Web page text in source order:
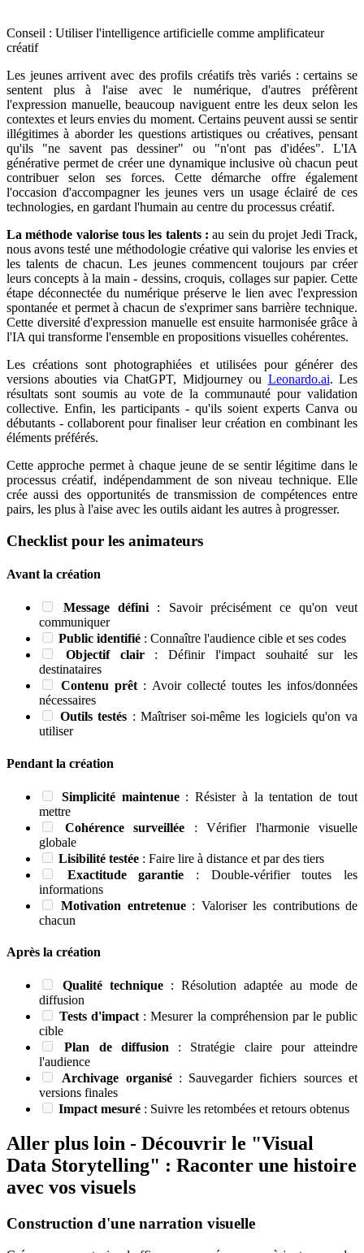
Conseil : Utiliser l'intelligence artificielle comme amplificateur
créatif
Les jeunes arrivent avec des profils créatifs très variés : certains se
sentent plus à l'aise avec le numérique, d'autres préfèrent
l'expression manuelle, beaucoup naviguent entre les deux selon les
contextes et leurs envies du moment. Certains peuvent aussi se sentir
illégitimes à aborder les questions artistiques ou créatives, pensant
qu'ils "ne savent pas dessiner" ou "n'ont pas d'idées". L'IA
générative permet de créer une dynamique inclusive où chacun peut
contribuer selon ses forces. Cette démarche offre également
l'occasion d'accompagner les jeunes vers un usage éclairé de ces
technologies, en gardant l'humain au centre du processus créatif.
La méthode valorise tous les talents : au sein du projet Jedi Track,
nous avons testé une méthodologie créative qui valorise les envies et
les talents de chacun. Les jeunes commencent toujours par créer
leurs concepts à la main - dessins, croquis, collages sur papier. Cette
étape déconnectée du numérique préserve le lien avec l'expression
spontanée et permet à chacun de s'exprimer sans barrière technique.
Cette diversité d'expression manuelle est ensuite harmonisée grâce à
l'IA qui transforme l'ensemble en propositions visuelles cohérentes.
Les créations sont photographiées et utilisées pour générer des
versions abouties via ChatGPT, Midjourney ou Leonardo.ai. Les
résultats sont soumis au vote de la communauté pour validation
collective. Enfin, les participants - qu'ils soient experts Canva ou
débutants - collaborent pour finaliser leur création en combinant les
éléments préférés.
Cette approche permet à chaque jeune de se sentir légitime dans le
processus créatif, indépendamment de son niveau technique. Elle
crée aussi des opportunités de transmission de compétences entre
pairs, les plus à l'aise avec les outils aidant les autres à progresser.
Checklist pour les animateurs
Avant la création
Message défini : Savoir précisément ce qu'on veut
communiquer
Public identifié : Connaître l'audience cible et ses codes
Objectif clair: Définir l'impact souhaité sur les
destinataires
Contenu prêt : Avoir collecté toutes les infos/données
nécessaires
Outils testés : Maîtriser soi-même les logiciels qu'on va
utiliser
Pendant la création
Simplicité maintenue: Résister à la tentation de tout
mettre
Cohérence surveillée : Vérifier l'harmonie visuelle
globale
Lisibilité testée : Faire lire à distance et par des tiers
Exactitude garantie : Double-vérifier toutes les
informations
Motivation entretenue: Valoriser les contributions de
chacun
Après la création
Qualité technique : Résolution adaptée au mode de
diffusion
Tests d'impact : Mesurer la compréhension par le public
cible
Plan de diffusion : Stratégie claire pour atteindre
l'audience
Archivage organisé: Sauvegarder fichiers sources et
versions finales
Impact mesuré : Suivre les retombées et retours obtenus
Aller plus loin - Découvrir le "Visual
Data Storytelling" : Raconter une histoire
avec vos visuels
Construction d'une narration visuelle